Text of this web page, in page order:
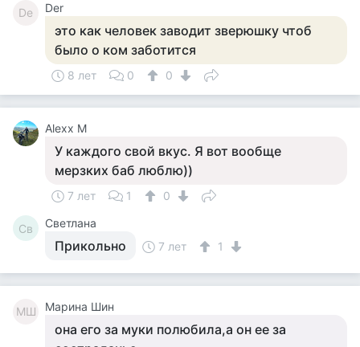
De Der
это как человек заводит зверюшку чтоб
было о ком заботится
8 лет 0 0
Alexx M
У каждого свой вкус. Я вот вообще
мерзких баб люблю))
7 лет 1 0
Св Светлана
Прикольно 7 лет 1
МШ Марина Шин
она его за муки полюбила,а он ее за